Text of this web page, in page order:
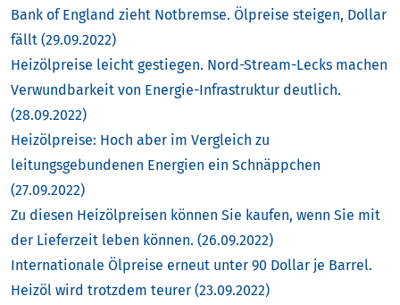
Bank of England zieht Notbremse. Ölpreise steigen, Dollar
fällt (29.09.2022)
Heizölpreise leicht gestiegen. Nord-Stream-Lecks machen
Verwundbarkeit von Energie-Infrastruktur deutlich.
(28.09.2022)
Heizölpreise: Hoch aber im Vergleich zu
leitungsgebundenen Energien ein Schnäppchen
(27.09.2022)
Zu diesen Heizölpreisen können Sie kaufen, wenn Sie mit
der Lieferzeit leben können. (26.09.2022)
Internationale Ölpreise erneut unter 90 Dollar je Barrel.
Heizöl wird trotzdem teurer (23.09.2022)